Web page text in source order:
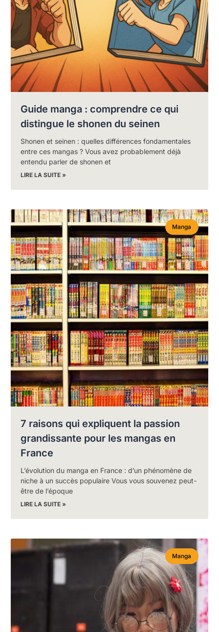
Guide manga : comprendre ce qui
distingue le shonen du seinen
Shonen et seinen : quelles différences fondamentales
entre ces mangas ? Vous avez probablement déjà
entendu parler de shonen et
LIRE LA SUITE »
Manga
7 raisons qui expliquent la passion
grandissante pour les mangas en
France
L’évolution du manga en France : d’un phénomène de
niche à un succès populaire Vous vous souvenez peut-
être de l’époque
LIRE LA SUITE »
Manga